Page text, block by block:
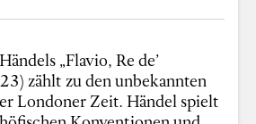
„Flavio, Re de’
zählt zu den unbekannten
Londoner Zeit. Händel spielt